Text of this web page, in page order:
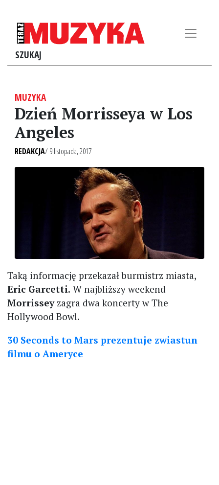
SZUKAJ
MUZYKA
Dzień Morrisseya w Los
Angeles
REDAKCJA/ 9 listopada, 2017
Taką informację przekazał burmistrz miasta,
Eric Garcetti. W najbliższy weekend
Morrisseyzagra dwa koncerty w The
Hollywood Bowl.
30 Seconds to Mars prezentuje zwiastun
filmu o Ameryce